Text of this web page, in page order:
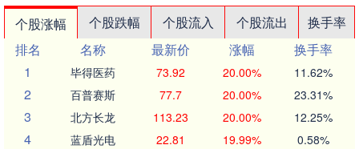
个股涨幅 个股跌幅 个股流入 个股流出
换手率
排名
名称 最新价 涨幅
换手率
1
毕得医药 73.92 20.00% 11.62%
2 百普赛斯 77.7 20.00% 23.31%
3 北方长龙 113.23 20.00% 12.25%
4 蓝盾光电 22.81 19.99% 0.58%